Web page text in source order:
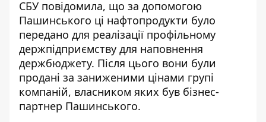
СБУ повідомила, що за допомогою
Пашинського ці нафтопродукти було
передано для реалізації профільному
держпідприємству для наповнення
держбюджету. Після цього вони були
продані за заниженими цінами групі
компаній, власником яких був бізнес-
партнер Пашинського.